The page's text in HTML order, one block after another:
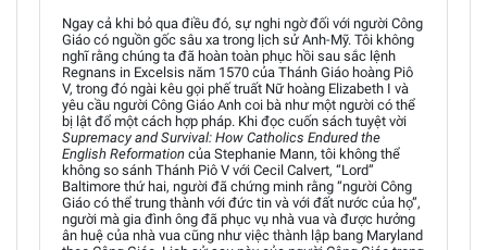
Ngay cả khi bỏ qua điều đó, sự nghi ngờ đối với người Công
Giáo có nguồn gốc sâu xa trong lịch sử Anh-Mỹ. Tôi không
nghĩ rằng chúng ta đã hoàn toàn phục hồi sau sắc lệnh
Regnans in Excelsis năm 1570 của Thánh Giáo hoàng Piô
V, trong đó ngài kêu gọi phế truất Nữ hoàng Elizabeth I và
yêu cầu người Công Giáo Anh coi bà như một người có thể
bị lật đổ một cách hợp pháp. Khi đọc cuốn sách tuyệt vời
Supremacy and Survival: How Catholics Endured the
English Reformation của Stephanie Mann, tôi không thể
không so sánh Thánh Piô V với Cecil Calvert, “Lord”
Baltimore thứ hai, người đã chứng minh rằng “người Công
Giáo có thể trung thành với đức tin và với đất nước của họ”,
người mà gia đình ông đã phục vụ nhà vua và được hưởng
ân huệ của nhà vua cũng như việc thành lập bang Maryland